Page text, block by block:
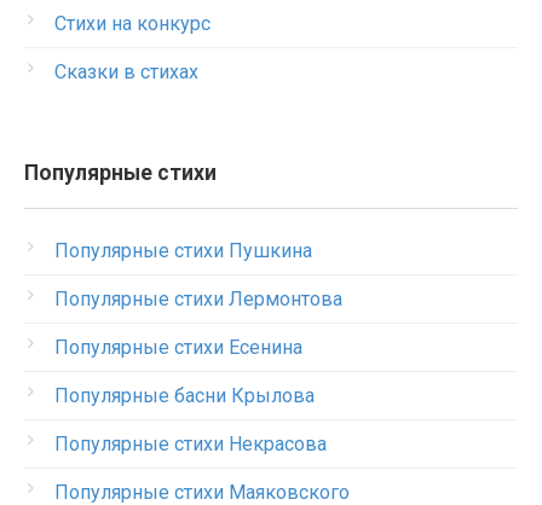
Стихи на конкурс
Сказки в стихах
Популярные стихи
Популярные стихи Пушкина
Популярные стихи Лермонтова
Популярные стихи Есенина
Популярные басни Крылова
Популярные стихи Некрасова
Популярные стихи Маяковского